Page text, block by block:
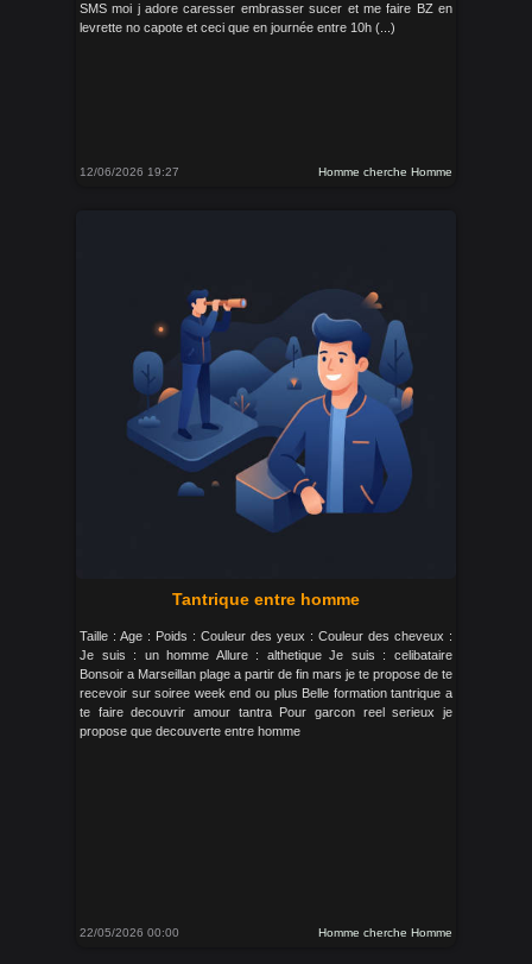
SMS moi j adore caresser embrasser sucer et me faire BZ en
levrette no capote et ceci que en journée entre 10h (...)
12/06/2026 19:27 Homme cherche Homme
Tantrique entre homme
Taille : Age : Poids : Couleur des yeux : Couleur des cheveux :
Je suis : un homme Allure : althetique Je suis : celibataire
Bonsoir a Marseillan plage a partir de fin mars je te propose de te
recevoir sur soiree week end ou plus Belle formation tantrique a
te faire decouvrir amour tantra Pour garcon reel serieux je
propose que decouverte entre homme
22/05/2026 00:00 Homme cherche Homme